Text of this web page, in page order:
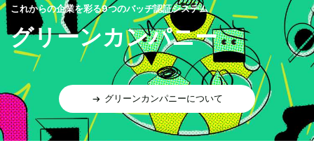
これからの企業を彩る9つのバッヂ認証システム
グリーンカンパニー
グリーンカンパニーについて